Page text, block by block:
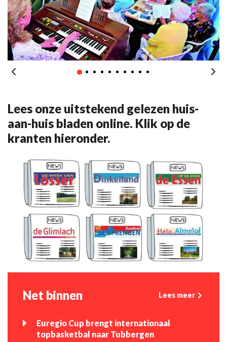
Lees onze uitstekend gelezen huis-
aan-huis bladen online. Klik op de
kranten hieronder.
Net binnen Lees meer
Euregio Cup brengt internationaal
topbasketbal naar Tubbergen